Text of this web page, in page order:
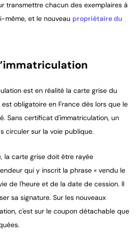
transmettre chacun des exemplaires à
même, et le nouveau propriétaire du
est en réalité la carte grise du
obligatoire en France dès lors que le
Sans certificat d'immatriculation, un
circuler sur la voie publique.
la carte grise doit être rayée
qui y inscrit la phrase « vendu le
de l'heure et de la date de cession. Il
sa signature. Sur les nouveaux
c'est sur le coupon détachable que